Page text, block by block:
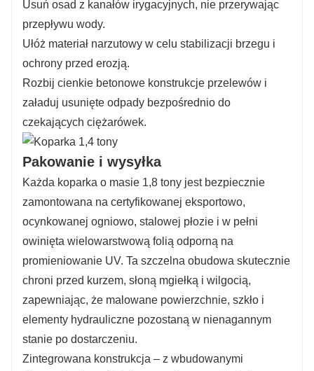
Usuń osad z kanałów irygacyjnych, nie przerywając
przepływu wody.
Ułóż materiał narzutowy w celu stabilizacji brzegu i
ochrony przed erozją.
Rozbij cienkie betonowe konstrukcje przelewów i
załaduj usunięte odpady bezpośrednio do
czekających ciężarówek.
Pakowanie i wysyłka
Każda koparka o masie 1,8 tony jest bezpiecznie
zamontowana na certyfikowanej eksportowo,
ocynkowanej ogniowo, stalowej płozie i w pełni
owinięta wielowarstwową folią odporną na
promieniowanie UV. Ta szczelna obudowa skutecznie
chroni przed kurzem, słoną mgiełką i wilgocią,
zapewniając, że malowane powierzchnie, szkło i
elementy hydrauliczne pozostaną w nienagannym
stanie po dostarczeniu.
Zintegrowana konstrukcja – z wbudowanymi